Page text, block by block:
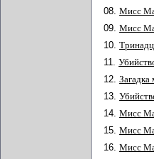
08. Мисс
09. Мисс
10.
11.
12. Загадка
13.
14. Мисс
15. Мисс
16. Мисс